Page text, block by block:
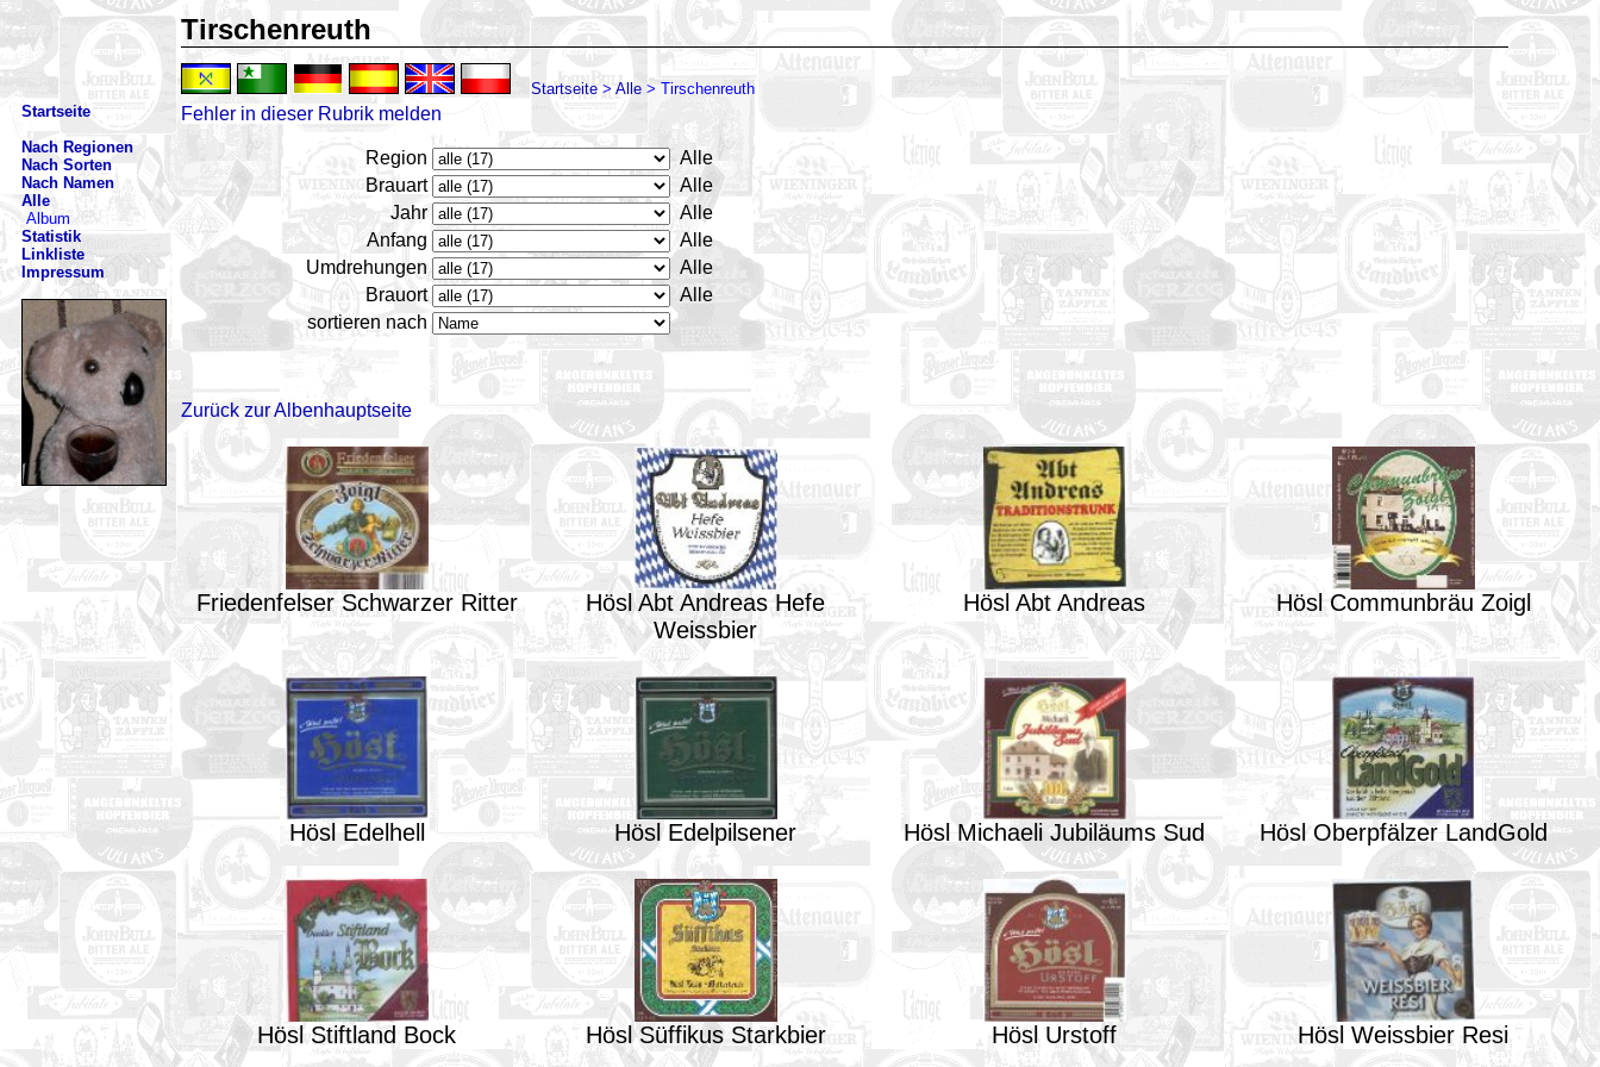
Tirschenreuth
Startseite >Alle > Tirschenreuth
Startseite
Nach Regionen
Nach Sorten
Nach Namen
Alle
Album
Statistik
Linkliste
Impressum
Fehler in dieser Rubrik melden
Region
Alle
Brauart
Alle
Jahr
Alle
Anfang
Alle
Umdrehungen
Alle
Brauort
Alle
sortieren nach
Zurück zur Albenhauptseite
Friedenfelser Schwarzer Ritter
Hösl Abt Andreas Hefe
Weissbier
Hösl Abt Andreas Hösl Communbräu Zoigl
Hösl Edelhell Hösl Edelpilsener Hösl Michaeli Jubiläums Sud Hösl Oberpfälzer LandGold
Hösl Stiftland Bock Hösl Süffikus Starkbier Hösl Urstoff Hösl Weissbier Resi